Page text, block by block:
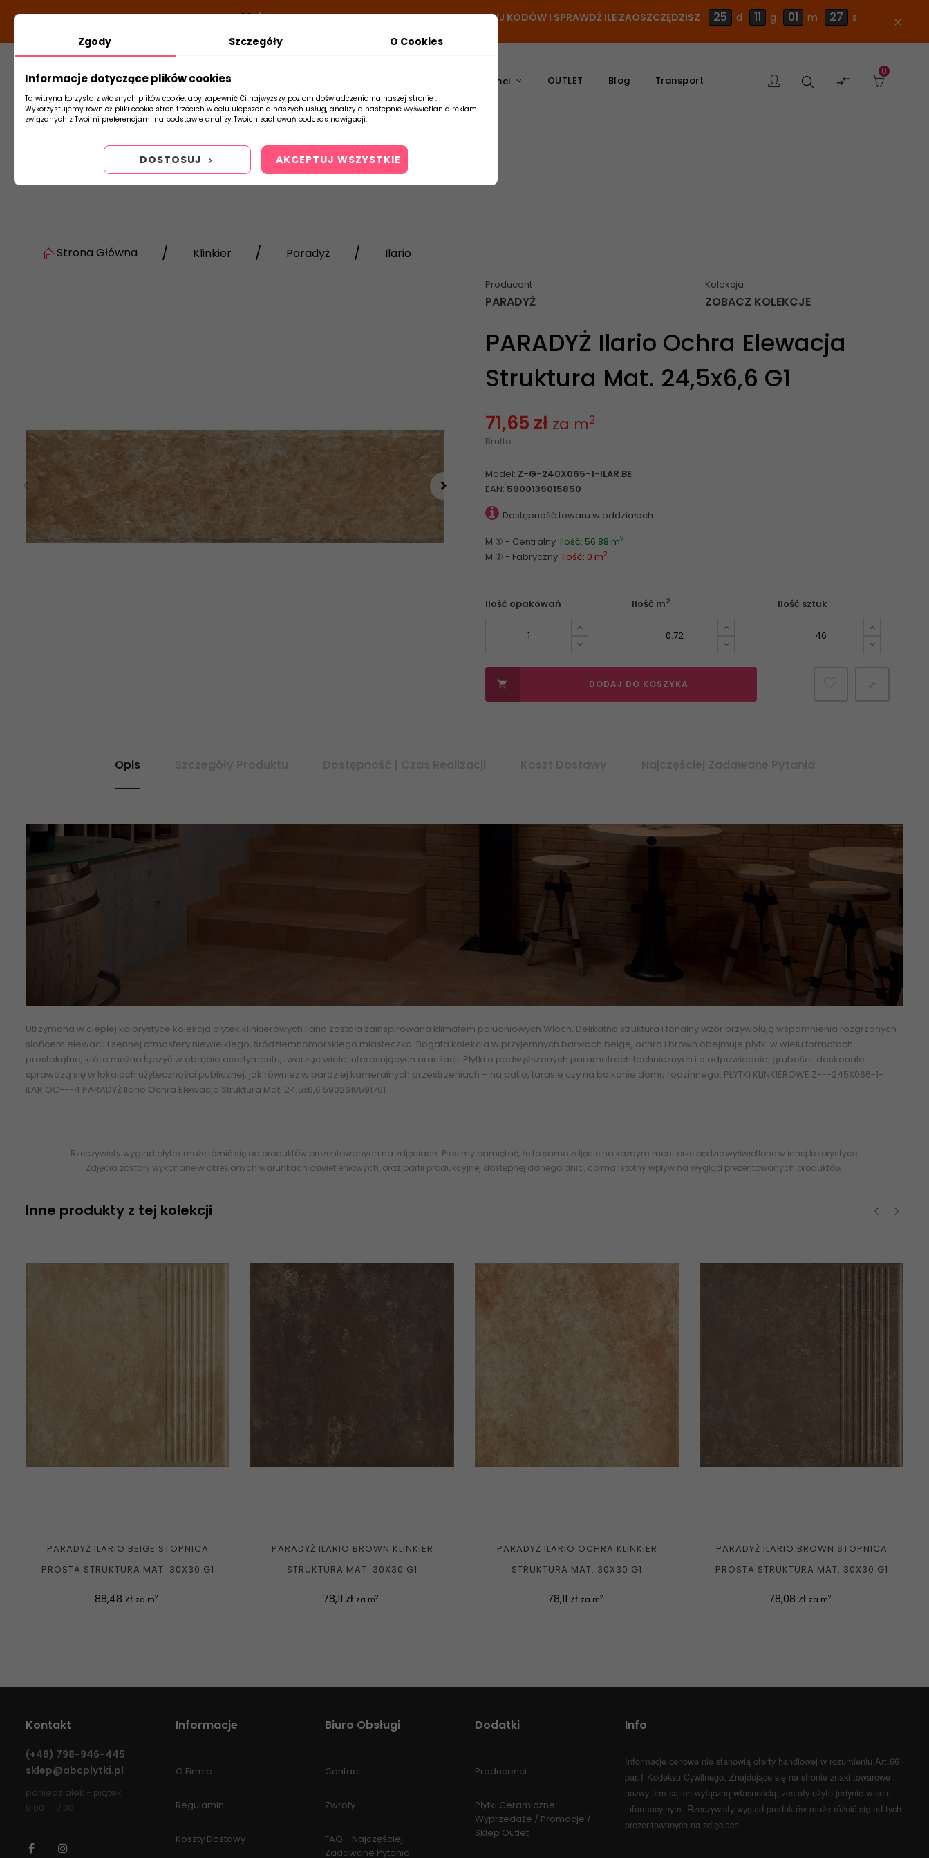
DODATKOWY RABAT Z KODEM:NEWLOOK26/TUBADZIN- DODAJ PRODUKT DO KOSZYKA, UŻYJ KODÓW I SPRAWDŹ ILE ZAOSZCZĘDZISZ 25 d 11 g 01 m 26 s close
Płytki Producenci OUTLET Blog Transport Szukaj 
0
Strona Główna Klinkier Paradyż Ilario
Producent
PARADYŻ
Kolekcja
ZOBACZ KOLEKCJE
PARADYŻ Ilario Ochra Elewacja
Struktura Mat. 24,5x6,6 G1
71,65 zł za m2
Brutto
Model: Z-G-240X065-1-ILAR.BE
EAN: 5900139015850
Dostępność towaru w oddziałach:
M ① - Centralny Ilość: 56.88 m2
M ② - Fabryczny Ilość: 0 m2
Ilość opakowań Ilość m2 Ilość sztuk
 DODAJ DO KOSZYKA
Opis
Utrzymana w ciepłej kolorystyce kolekcja płytek klinkierowych Ilario została zainspirowana klimatem południowych Włoch. Delikatna struktura i tonalny wzór przywołują wspomnienia rozgrzanych
słońcem elewacji i sennej atmosfery niewielkiego, śródziemnomorskiego miasteczka. Bogata kolekcja w przyjemnych barwach beige, ochra i brown obejmuje płytki w wielu formatach –
prostokątne, które można łączyć w obrębie asortymentu, tworząc wiele interesujących aranżacji. Płytki o podwyższonych parametrach technicznych i o odpowiedniej grubości doskonale
sprawdzą się w lokalach użyteczności publicznej, jak również w bardziej kameralnych przestrzeniach – na patio, tarasie czy na balkonie domu rodzinnego. PŁYTKI KLINKIEROWE Z---245X066-1-
ILAR.OC---4 PARADYŻ Ilario Ochra Elewacja Struktura Mat. 24,5x6,6 5902610591761
Rzeczywisty wygląd płytek może różnić się od produktów prezentowanych na zdjęciach. Prosimy pamiętać, że to samo zdjęcie na każdym monitorze będzie wyświetlone w innej kolorystyce.
Zdjęcia zostały wykonane w określonych warunkach oświetleniowych, oraz partii produkcyjnej dostępnej danego dnia, co ma istotny wpływ na wygląd prezentowanych produktów.
Inne produkty z tej kolekcji
PARADYŻ ILARIO BEIGE STOPNICA
PROSTA STRUKTURA MAT. 30X30 G1
Cena
88,48 zł za m2
PARADYŻ ILARIO BROWN KLINKIER
STRUKTURA MAT. 30X30 G1
Cena
78,11 zł za m2
PARADYŻ ILARIO OCHRA KLINKIER
STRUKTURA MAT. 30X30 G1
Cena
78,11 zł za m2
PARADYŻ ILARIO BROWN STOPNICA
PROSTA STRUKTURA MAT. 30X30 G1
Cena
78,08 zł za m2
Kontakt
(+48) 798-946-445
sklep@abcplytki.pl
poniedziałek - piątek
8:00 - 17:00
Facebook
Informacje
O Firmie
Regulamin
Koszty Dostawy
Biuro Obsługi
Contact
Zwroty
FAQ - Najczęściej
Zadawane Pytania
Dodatki
Producenci
Płytki Ceramiczne
Wyprzedaże / Promocje /
Sklep Outlet
Info
Informacje cenowe nie stanowią oferty handlowej w rozumieniu Art.66
par.1 Kodeksu Cywilnego. Znajdujące się na stronie znaki towarowe i
nazwy firm są ich wyłączną własnością, zostały użyte jedynie w celu
informacyjnym. Rzeczywisty wygląd produktów może różnić się od tych
prezentowanych na zdjęciach.
Zgody Szczegóły O Cookies
Informacje dotyczące plików cookies
Ta witryna korzysta z własnych plików cookie, aby zapewnić Ci najwyższy poziom doświadczenia na naszej stronie .
Wykorzystujemy również pliki cookie stron trzecich w celu ulepszenia naszych usług, analizy a nastepnie wyświetlania reklam
związanych z Twoimi preferencjami na podstawie analizy Twoich zachowań podczas nawigacji.
DOSTOSUJ AKCEPTUJ WSZYSTKIE